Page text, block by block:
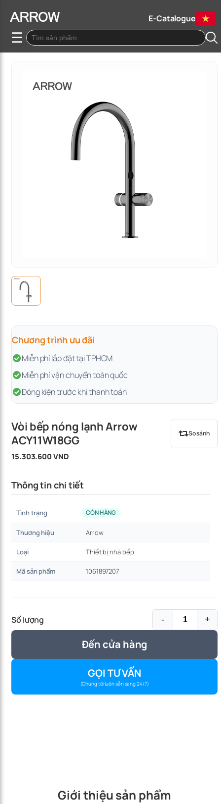
E-Catalogue
☰Quay lại
Chương trình ưu đãi
Miễn phí lắp đặt tại TPHCM
Miễn phí vận chuyển toàn quốc
Đóng kiện trước khi thanh toán
Vòi bếp nóng lạnh Arrow
ACY11W18GG
So sánh
15.303.600 VND
Thông tin chi tiết
Tình trạng CÒN HÀNG
Thương hiệu Arrow
Loại Thiết bị nhà bếp
Mã sản phẩm 1061897207
Số lượng - +
Đến cửa hàng
GỌI TƯ VẤN
(Chúng tôi luôn sẵn sàng 24/7)
Giới thiệu sản phẩm